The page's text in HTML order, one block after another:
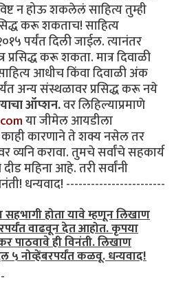
न होऊ शकलेलं साहित्य तुम्ही
करू शकताच! साहित्य
पर्यंत दिली जाईल. त्यानंतर
प्रसिद्ध करू शकता. मात्र दिवाळी
आधीच किंवा दिवाळी अंक
अन्य संस्थळावर प्रसिद्ध करू नये
ऑप्शन.वर लिहिल्याप्रमाणे
या जीमेल आयडीला
कारणाने ते शक्य नसेल तर
व्यनि करावा. तुमचे सर्वांचे सहकार्य
महिना आहे. तरी सर्वांनी
धन्यवाद! ------------------------
सहभागी होता यावे म्हणून लिखाण
वाढवून देत आहोत. कृपया
ही विनंती. लिखाण
५ नोव्हेंबरपर्यंत कळवू. धन्यवाद!